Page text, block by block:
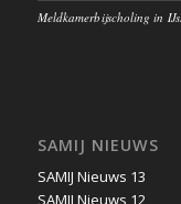
Meldkamerbijscholing in
SAMIJ NIEUWS
SAMIJ Nieuws 13
SAMIJ Nieuws 12